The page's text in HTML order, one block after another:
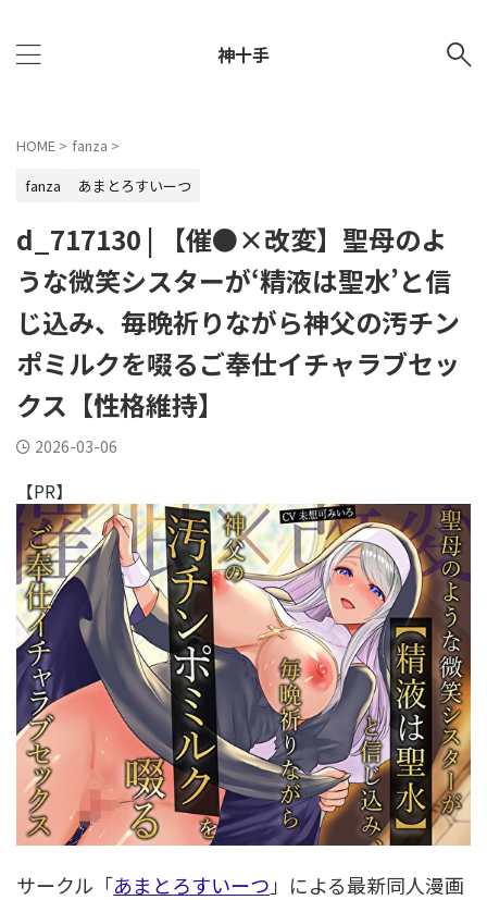
神十手
HOME > fanza >
fanza
あまとろすいーつ
d_717130 | 【催●×改変】聖母のよ
うな微笑シスターが‘精液は聖水’と信
じ込み、毎晩祈りながら神父の汚チン
ポミルクを啜るご奉仕イチャラブセッ
クス【性格維持】
2026-03-06
【PR】
サークル「あまとろすいーつ 」による最新同人漫画